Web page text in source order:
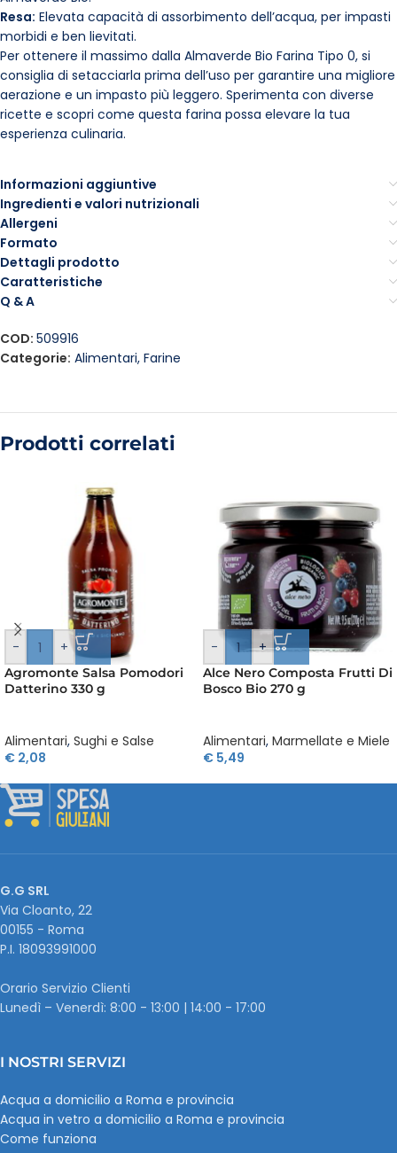
Resa: Elevata capacità di assorbimento dell’acqua, per impasti
morbidi e ben lievitati.
Per ottenere il massimo dalla Almaverde Bio Farina Tipo 0, si
consiglia di setacciarla prima dell’uso per garantire una migliore
aerazione e un impasto più leggero. Sperimenta con diverse
ricette e scopri come questa farina possa elevare la tua
esperienza culinaria.
Informazioni aggiuntive
Ingredienti e valori nutrizionali
Allergeni
Formato
Dettagli prodotto
Caratteristiche
Q & A
COD: 509916
Categorie: Alimentari, Farine
Prodotti correlati
- +
Agromonte Salsa Pomodori
Datterino 330 g
Alimentari, Sughi e Salse
€ 2,08
- +
Alce Nero Composta Frutti Di
Bosco Bio 270 g
Alimentari, Marmellate e Miele
€ 5,49
G.G SRL
Via Cloanto, 22
00155 - Roma
P.I. ‭18093991000
Orario Servizio Clienti
Lunedì – Venerdì: 8:00 - 13:00 | 14:00 - 17:00
I NOSTRI SERVIZI
Acqua a domicilio a Roma e provincia
Acqua in vetro a domicilio a Roma e provincia
Come funziona